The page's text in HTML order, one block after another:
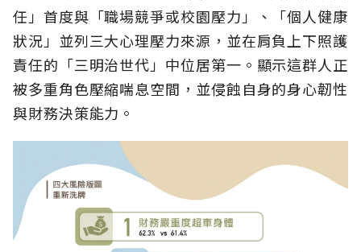
任」首度與「職場競爭或校園壓力」、「個人健康
狀況」並列三大心理壓力來源，並在肩負上下照護
責任的「三明治世代」中位居第一。顯示這群人正
被多重角色壓縮喘息空間，並侵蝕自身的身心韌性
與財務決策能力。